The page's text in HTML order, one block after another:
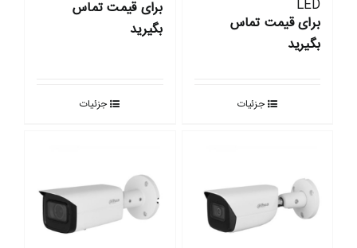
LED
برای قیمت تماس
بگیرید
جزئیات
برای قیمت تماس
بگیرید
جزئیات